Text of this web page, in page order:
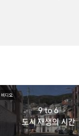
비디오